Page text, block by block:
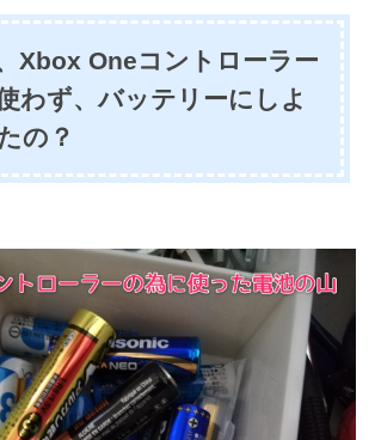
Xbox Oneコントローラー
わず、バッテリーにしよ
の？